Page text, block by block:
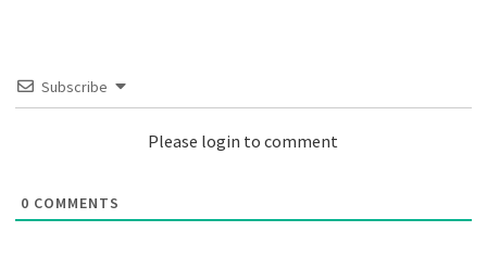
Subscribe
Please login to comment
0 COMMENTS